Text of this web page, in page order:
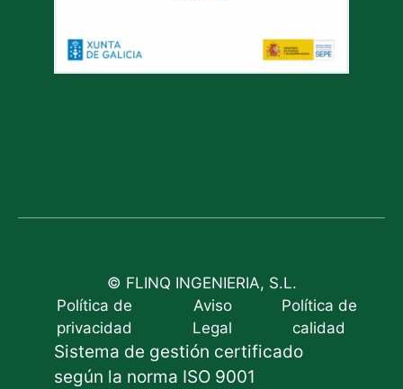
© FLINQ INGENIERIA, S.L.
Política de
privacidad
Aviso
Legal
Política de
calidad
Sistema de gestión certificado
según la norma ISO 9001